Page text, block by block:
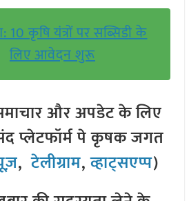
10 कृषि यंत्रों पर सब्सिडी के
लिए आवेदन शुरू
और अपडेट के लिए
प्लेटफॉर्म पे कृषक जगत
,टेलीग्राम,व्हाट्सएप्प)